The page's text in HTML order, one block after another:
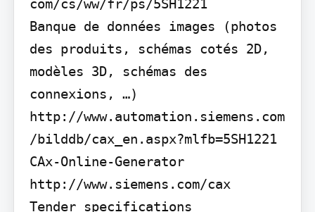
com/cs/ww/fr/ps/5SH1221
Banque de données images (photos
des produits, schémas cotés 2D,
modèles 3D, schémas des
connexions, …)
http://www.automation.siemens.com
/bilddb/cax_en.aspx?mlfb=5SH1221
CAx-Online-Generator
http://www.siemens.com/cax
Tender specifications